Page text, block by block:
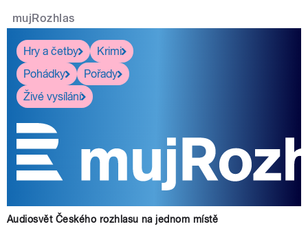
mujRozhlas
Hry a četby
Krimi
Pohádky
Pořady
Živé vysílání
Audiosvět Českého rozhlasu na jednom místě